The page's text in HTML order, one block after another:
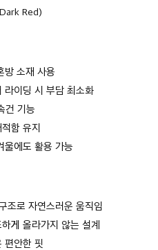
Red)
방 소재 사용
라이딩 시 부담 최소화
건 기능
함 유지
울에도 활용 가능
조로 자연스러운 움직임
게 올라가지 않는 설계
편안한 핏